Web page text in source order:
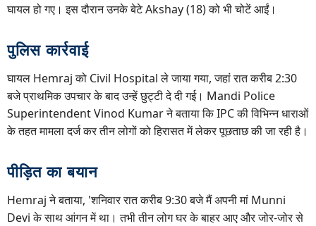
घायल हो गए। इस दौरान उनके बेटे Akshay (18) को भी चोटें आईं।
पुलिस कार्रवाई
घायल Hemraj को Civil Hospital ले जाया गया, जहां रात करीब 2:30
बजे प्राथमिक उपचार के बाद उन्हें छुट्टी दे दी गई। Mandi Police
Superintendent Vinod Kumar ने बताया कि IPC की विभिन्न धाराओं
के तहत मामला दर्ज कर तीन लोगों को हिरासत में लेकर पूछताछ की जा रही है।
पीड़ित का बयान
Hemraj ने बताया, 'शनिवार रात करीब 9:30 बजे मैं अपनी मां Munni
Devi के साथ आंगन में था। तभी तीन लोग घर के बाहर आए और जोर-जोर से